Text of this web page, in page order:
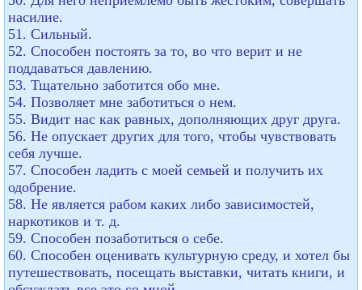
насилие.
51. Сильный.
52. Способен постоять за то, во что верит и не
поддаваться давлению.
53. Тщательно заботится обо мне.
54. Позволяет мне заботиться о нем.
55. Видит нас как равных, дополняющих друг друга.
56. Не опускает других для того, чтобы чувствовать
себя лучше.
57. Способен ладить с моей семьей и получить их
одобрение.
58. Не является рабом каких либо зависимостей,
наркотиков и т. д.
59. Способен позаботиться о себе.
60. Способен оценивать культурную среду, и хотел бы
путешествовать, посещать выставки, читать книги, и